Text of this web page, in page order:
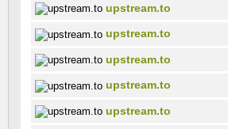
upstream.to
upstream.to
upstream.to
upstream.to
upstream.to